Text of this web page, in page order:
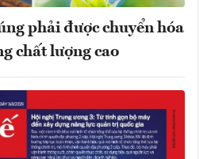
phải được chuyển hóa
chất lượng cao